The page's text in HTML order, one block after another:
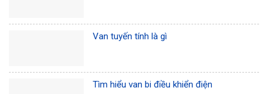
Van tuyến tính là gì
Tìm hiểu van bi điều khiển điện